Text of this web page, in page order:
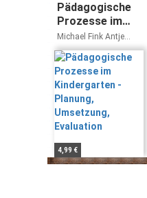
Pädagogische
Prozesse im
Kindergarten -
Planung,
Umsetzung,
Evaluation
Michael Fink Antje
Bostelmann
4,99 €